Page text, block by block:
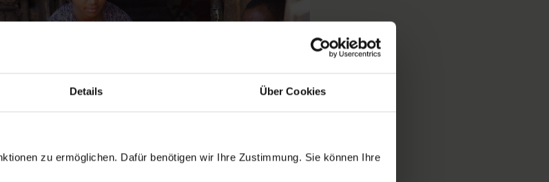
Details Über Cookies
zu ermöglichen. Dafür benötigen wir Ihre Zustimmung. Sie können Ihre